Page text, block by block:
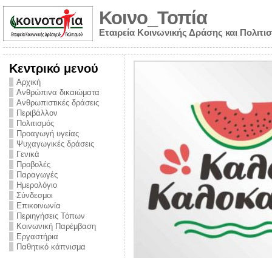
Κοινο_Τοπία
Εταιρεία Κοινωνικής Δράσης και
Κεντρικό μενού
Αρχική
Ανθρώπινα δικαιώματα
Ανθρωπιστικές δράσεις
Περιβάλλον
Πολιτισμός
Προαγωγή υγείας
Ψυχαγωγικές δράσεις
Γενικά
Προβολές
Παραγωγές
Ημερολόγιο
Σύνδεσμοι
Επικοινωνία
Περιηγήσεις Τόπων
Κοινωνική Παρέμβαση
Εργαστήρια
Παθητικό κάπνισμα
από την
την ημέρα
και
στο